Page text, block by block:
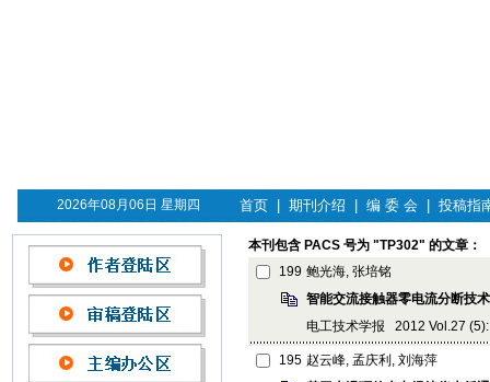
2026年08月06日 星期四 首页 期刊介绍 编 委 会 投稿指
本刊包含 PACS 号为 "TP302" 的文章：
199 鲍光海, 张培铭
智能交流接触器零电流分断技术
电工技术学报 2012 Vol.27
195 赵云峰, 孟庆利, 刘海萍